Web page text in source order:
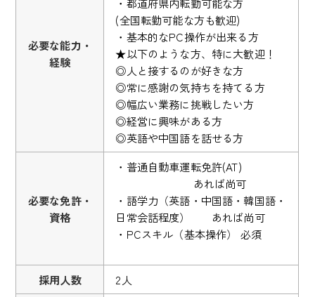
必要な能力・
経験
(全国転勤可能な方も歓迎)
・基本的なPC操作が出来る方
★以下のような方、特に大歓迎！
◎人と接するのが好きな方
◎常に感謝の気持ちを持てる方
◎幅広い業務に挑戦したい方
◎経営に興味がある方
◎英語や中国語を話せる方
必要な免許・
資格
・普通自動車運転免許(AT)
あれば尚可
・語学力（英語・中国語・韓国語・
日常会話程度） あれば尚可
・PCスキル（基本操作） 必須
採用人数
2人